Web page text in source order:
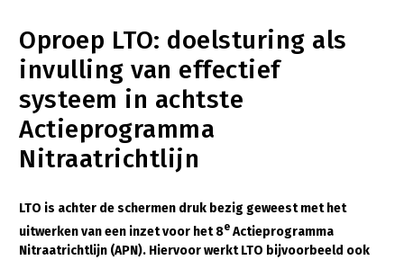
Goed eten
Mooi groen
Sterk ondernemerschap
Transitiepaden
Gezonde dieren
Oproep LTO: doelsturing als
invulling van effectief
systeem in achtste
Actieprogramma
Nitraatrichtlijn
LTO is achter de schermen druk bezig geweest met het
uitwerken van een inzet voor het 8e Actieprogramma
Nitraatrichtlijn (APN). Hiervoor werkt LTO bijvoorbeeld ook